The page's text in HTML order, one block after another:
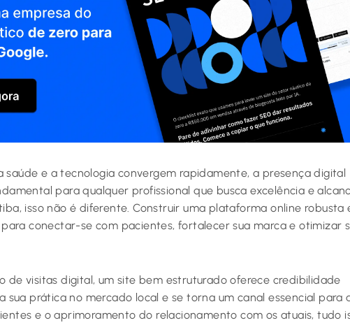
saúde e a tecnologia convergem rapidamente, a presença digital
para qualquer profissional que busca excelência e
isso não é diferente. Construir uma plataforma online robusta
conectar-se com pacientes, fortalecer sua marca e otimizar
de visitas digital, um site bem estruturado oferece credibilidade
sua prática no mercado local e se torna um canal essencial para
e o aprimoramento do relacionamento com os atuais, tudo